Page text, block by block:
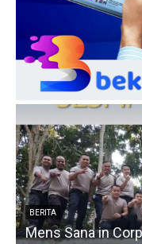
BERITA
Mens Sana in